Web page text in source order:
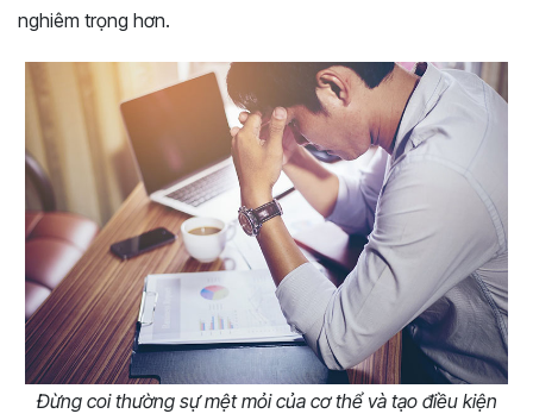
nghiêm trọng hơn.
Đừng coi thường sự mệt mỏi của cơ thể và tạo điều kiện